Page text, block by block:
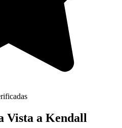
Vista a Kendall